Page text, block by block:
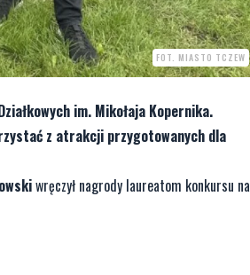
FOT. MIASTO TCZEW
im. Mikołaja Kopernika.
z atrakcji przygotowanych dla
wręczył nagrody laureatom konkursu na